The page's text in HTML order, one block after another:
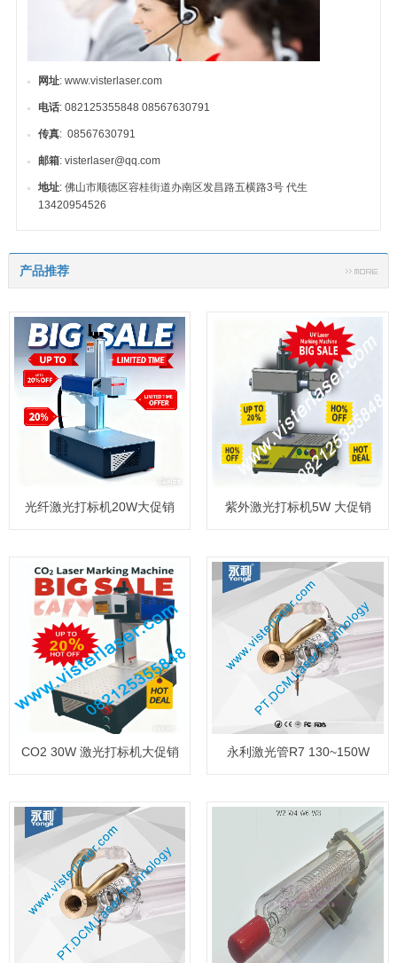
网址: www.visterlaser.com
电话: 082125355848 08567630791
传真: 08567630791
邮箱: visterlaser@qq.com
地址: 佛山市顺德区容桂街道办南区发昌路五横路3号 代生
13420954526
产品推荐
光纤激光打标机20W大促销 紫外激光打标机5W 大促销
CO2 30W 激光打标机大促销 永利激光管R7 130~150W